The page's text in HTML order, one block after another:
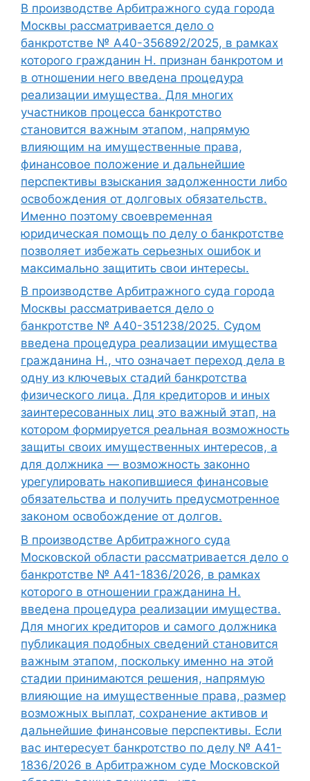
В производстве Арбитражного суда города
Москвы рассматривается дело о
банкротстве № А40-356892/2025, в рамках
которого гражданин Н. признан банкротом и
в отношении него введена процедура
реализации имущества. Для многих
участников процесса банкротство
становится важным этапом, напрямую
влияющим на имущественные права,
финансовое положение и дальнейшие
перспективы взыскания задолженности либо
освобождения от долговых обязательств.
Именно поэтому своевременная
юридическая помощь по делу о банкротстве
позволяет избежать серьезных ошибок и
максимально защитить свои интересы.
В производстве Арбитражного суда города
Москвы рассматривается дело о
банкротстве № А40-351238/2025. Судом
введена процедура реализации имущества
гражданина Н., что означает переход дела в
одну из ключевых стадий банкротства
физического лица. Для кредиторов и иных
заинтересованных лиц это важный этап, на
котором формируется реальная возможность
защиты своих имущественных интересов, а
для должника — возможность законно
урегулировать накопившиеся финансовые
обязательства и получить предусмотренное
законом освобождение от долгов.
В производстве Арбитражного суда
Московской области рассматривается дело о
банкротстве № А41-1836/2026, в рамках
которого в отношении гражданина Н.
введена процедура реализации имущества.
Для многих кредиторов и самого должника
публикация подобных сведений становится
важным этапом, поскольку именно на этой
стадии принимаются решения, напрямую
влияющие на имущественные права, размер
возможных выплат, сохранение активов и
дальнейшие финансовые перспективы. Если
вас интересует банкротство по делу № А41-
1836/2026 в Арбитражном суде Московской